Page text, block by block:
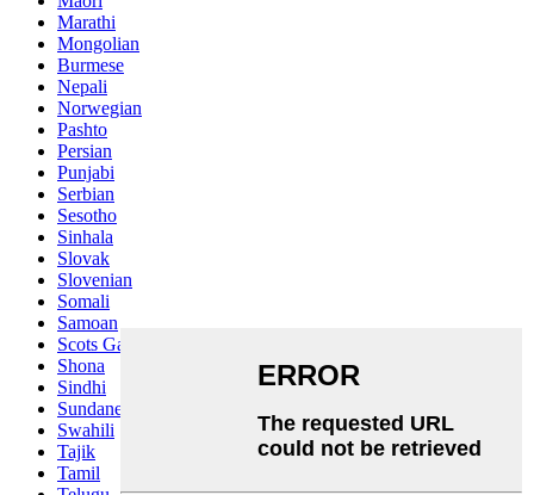
Marathi
Mongolian
Burmese
Nepali
Norwegian
Pashto
Persian
Punjabi
Serbian
Sesotho
Sinhala
Slovak
Slovenian
Somali
Samoan
Scots Gaelic
Shona
Sindhi
Sundanese
Swahili
Tajik
Tamil